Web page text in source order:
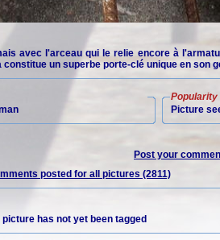
avec l'arceau qui le relie encore à
constitue un superbe porte-clé unique en son
Popularity
Picture
Post your
posted for all pictures (2811)
picture has not yet been tagged